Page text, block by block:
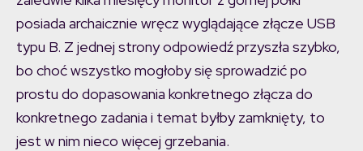
posiada archaicznie wręcz wyglądające złącze USB
typu B. Z jednej strony odpowiedź przyszła szybko,
bo choć wszystko mogłoby się sprowadzić po
prostu do dopasowania konkretnego złącza do
konkretnego zadania i temat byłby zamknięty, to
jest w nim nieco więcej grzebania.